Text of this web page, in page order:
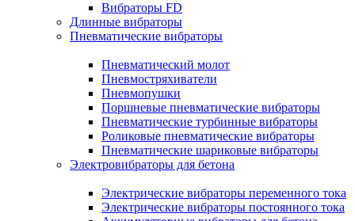
Вибраторы FD
Длинные вибраторы
Пневматические вибраторы
Пневматический молот
Пневмостряхиватели
Пневмопушки
Поршневые пневматические вибраторы
Пневматические турбинные вибраторы
Роликовые пневматические вибраторы
Пневматические шариковые вибраторы
Электровибраторы для бетона
Электрические вибраторы переменного тока
Электрические вибраторы постоянного тока